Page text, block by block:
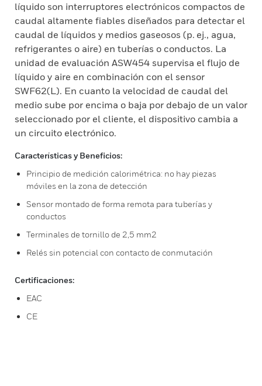
líquido son interruptores electrónicos compactos de
caudal altamente fiables diseñados para detectar el
caudal de líquidos y medios gaseosos (p. ej., agua,
refrigerantes o aire) en tuberías o conductos. La
unidad de evaluación ASW454 supervisa el flujo de
líquido y aire en combinación con el sensor
SWF62(L). En cuanto la velocidad de caudal del
medio sube por encima o baja por debajo de un valor
seleccionado por el cliente, el dispositivo cambia a
un circuito electrónico.
Características y Beneficios:
Principio de medición calorimétrica: no hay piezas
móviles en la zona de detección
Sensor montado de forma remota para tuberías y
conductos
Terminales de tornillo de 2,5 mm2
Relés sin potencial con contacto de conmutación
Certificaciones:
EAC
CE